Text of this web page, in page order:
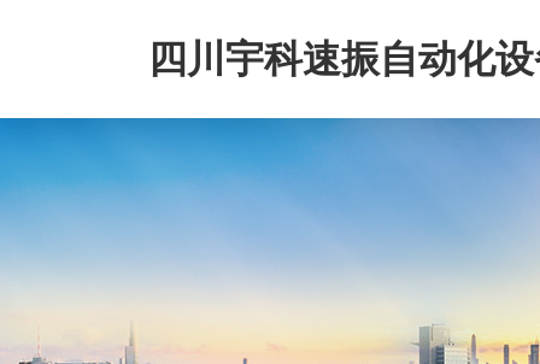
四川宇科速振自动化
公司